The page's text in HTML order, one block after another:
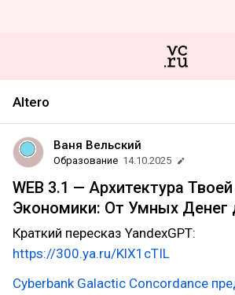
Altero
Ваня Вельский
Образование 14.10.2025
WEB 3.1 — Архитектура
Экономики: От Умных Денег
Краткий пересказ YandexGPT:
https://300.ya.ru/KlX1cTIL
Cyberbank Galactic Concordance